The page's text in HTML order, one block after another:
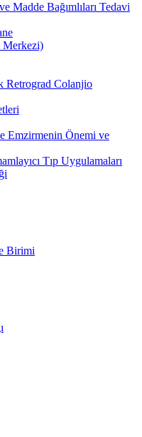
Madde Bağımlıları Tedavi
Retrograd Colanjio
Emzirmenin Önemi ve
Tıp Uygulamaları
Birimi